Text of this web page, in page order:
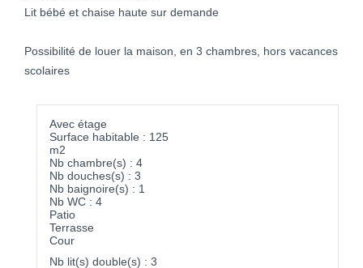
Lit bébé et chaise haute sur demande
Possibilité de louer la maison, en 3 chambres, hors vacances
scolaires
Avec étage
Surface habitable : 125
m2
Nb chambre(s) : 4
Nb douches(s) : 3
Nb baignoire(s) : 1
Nb WC : 4
Patio
Terrasse
Cour
Nb lit(s) double(s) : 3